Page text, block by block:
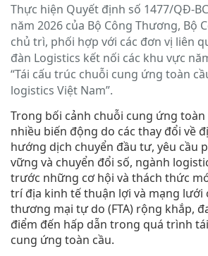
Thực hiện Quyết định số 1477/QĐ-
năm 2026 của Bộ Công Thương, Bộ
chủ trì, phối hợp với các đơn vị liên
đàn Logistics kết nối các khu vực
“Tái cấu trúc chuỗi cung ứng toàn
logistics Việt Nam”.
Trong bối cảnh chuỗi cung ứng toàn
nhiều biến động do các thay đổi về
hướng dịch chuyển đầu tư, yêu cầu
vững và chuyển đổi số, ngành
trước những cơ hội và thách thức
trí địa kinh tế thuận lợi và mạng lưới
thương mại tự do (FTA) rộng khắp,
điểm đến hấp dẫn trong quá trình
cung ứng toàn cầu.